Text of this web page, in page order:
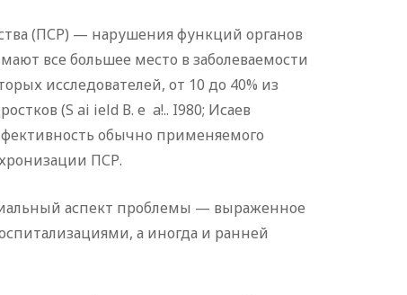
(ПСР) — нарушения функций органов
все большее место в заболеваемости
исследователей, от 10 до 40% из
(S ai ield В. e a!.. I980; Исаев
обычно применяемого
ПСР.
аспект проблемы — выраженное
а иногда и ранней